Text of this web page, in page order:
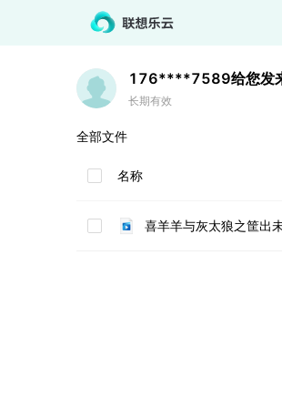
176****7589给您发
长期有效
全部文件
名称
喜羊羊与灰太狼之筐出